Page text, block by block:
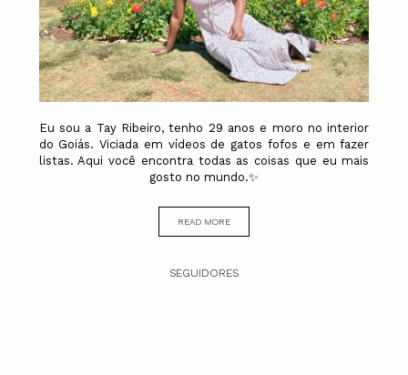
Eu sou a Tay Ribeiro, tenho 29 anos e moro no interior
do Goiás. Viciada em vídeos de gatos fofos e em fazer
listas. Aqui você encontra todas as coisas que eu mais
gosto no mundo.✨
READ MORE
SEGUIDORES